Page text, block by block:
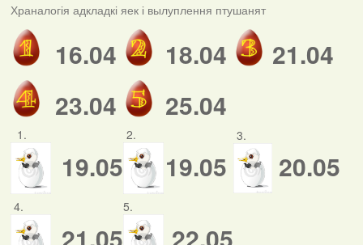
Храналогія адкладкі яек і вылуплення птушанят
16.04 18.04
21.04
23.04
25.04
1.
19.05
2.
19.05
3.
20.05
4.
21.05
5.
22.05